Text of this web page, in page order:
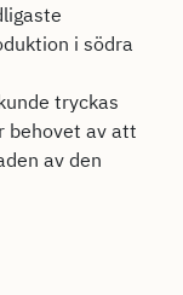
i södra
tryckas
behovet av att
av den